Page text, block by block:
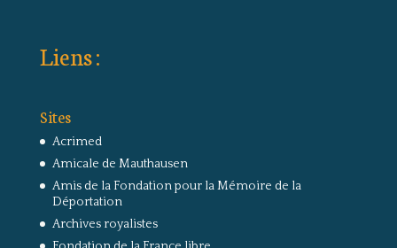
Liens :
Sites
Acrimed
Amicale de Mauthausen
Amis de la Fondation pour la Mémoire de la
Déportation
Archives royalistes